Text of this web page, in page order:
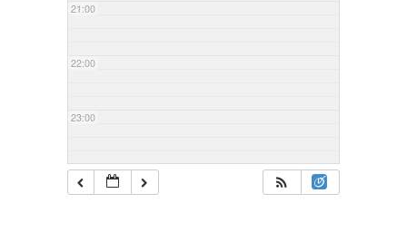
21:00
22:00
23:00